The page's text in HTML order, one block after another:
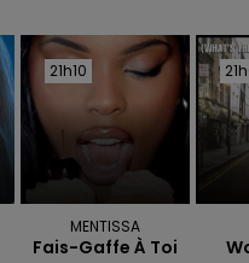
21h10
21h10
MENTISSA
Fais-Gaffe À Toi